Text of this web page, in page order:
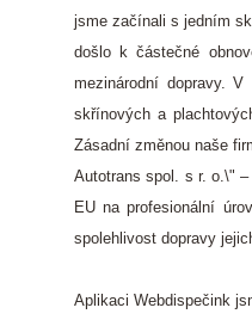
jsme začínali s jedním
došlo k částečné
mezinárodní dopravy.
skřínových a
Zásadní změnou naše
Autotrans spol. s r. o.\"
EU na profesionální
spolehlivost dopravy
Aplikaci Webdispečink